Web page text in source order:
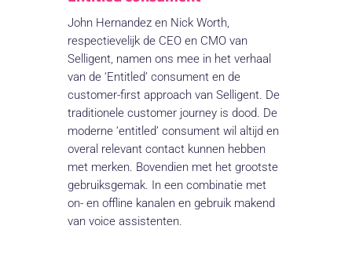
John Hernandez en Nick Worth,
respectievelijk de CEO en CMO van
Selligent, namen ons mee in het verhaal
van de ‘Entitled’ consument en de
customer-first approach van Selligent. De
traditionele customer journey is dood. De
moderne ‘entitled’ consument wil altijd en
overal relevant contact kunnen hebben
met merken. Bovendien met het grootste
gebruiksgemak. In een combinatie met
on- en offline kanalen en gebruik makend
van voice assistenten.